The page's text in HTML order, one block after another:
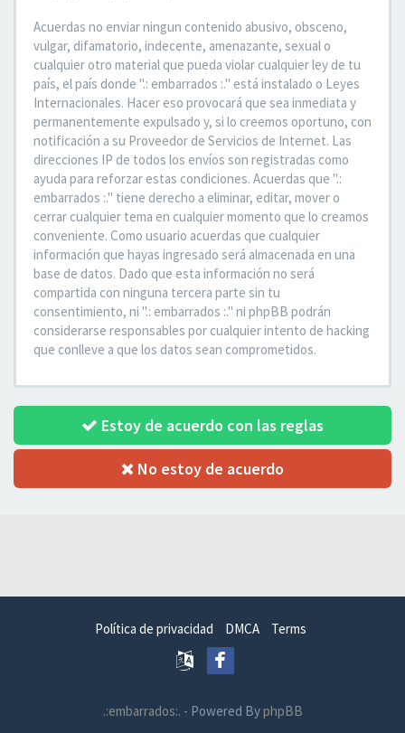
Acuerdas no enviar ningun contenido abusivo, obsceno,
vulgar, difamatorio, indecente, amenazante, sexual o
cualquier otro material que pueda violar cualquier ley de tu
país, el país donde ".: embarrados :." está instalado o Leyes
Internacionales. Hacer eso provocará que sea inmediata y
permanentemente expulsado y, si lo creemos oportuno, con
notificación a su Proveedor de Servicios de Internet. Las
direcciones IP de todos los envíos son registradas como
ayuda para reforzar estas condiciones. Acuerdas que ".:
embarrados :." tiene derecho a eliminar, editar, mover o
cerrar cualquier tema en cualquier momento que lo creamos
conveniente. Como usuario acuerdas que cualquier
información que hayas ingresado será almacenada en una
base de datos. Dado que esta información no será
compartida con ninguna tercera parte sin tu
consentimiento, ni ".: embarrados :." ni phpBB podrán
considerarse responsables por cualquier intento de hacking
que conlleve a que los datos sean comprometidos.
Estoy de acuerdo con las reglas
No estoy de acuerdo
Política de privacidad DMCA Terms
.:embarrados:. - Powered ByphpBB